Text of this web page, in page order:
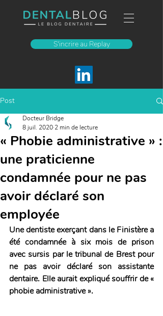
S'incrire au Replay
Post
« Phobie administrative » :
une praticienne
condamnée pour ne pas
avoir déclaré son
employée
Docteur Bridge
8 juil. 2020 2 min de lecture
Une dentiste exerçant dans le Finistère a
été condamnée à six mois de prison
avec sursis par le tribunal de Brest pour
ne pas avoir déclaré son assistante
dentaire. Elle aurait expliqué souffrir de «
phobie administrative ».